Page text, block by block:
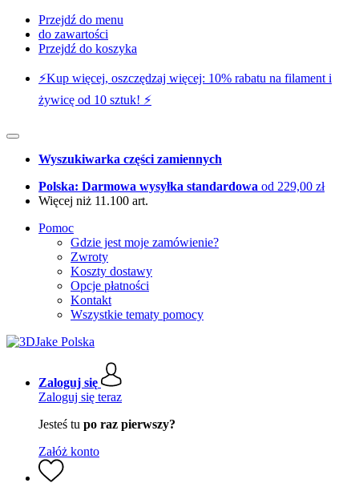
Przejdź do menu
do zawartości
Przejdź do koszyka
⚡️Kup więcej, oszczędzaj więcej: 10% rabatu na filament i
żywicę od 10 sztuk! ⚡️
Wyszukiwarka części zamiennych
Polska: Darmowa wysyłka standardowa od 229,00 zł
Więcej niż 11.100 art.
Pomoc
Gdzie jest moje zamówienie?
Zwroty
Koszty dostawy
Opcje płatności
Kontakt
Wszystkie tematy pomocy
Zaloguj się
Zaloguj się teraz
Jesteś tu po raz pierwszy?
Załóż konto